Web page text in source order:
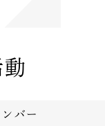
バー